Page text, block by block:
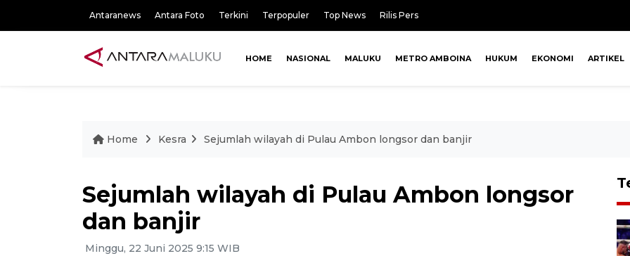
Antaranews Antara Foto Terkini Terpopuler Top News Rilis Pers
HOME NASIONAL MALUKU METRO AMBOINA HUKUM EKONOMI ARTIKEL
Home Kesra Sejumlah wilayah di Pulau Ambon longsor dan banjir
Sejumlah wilayah di Pulau Ambon longsor
dan banjir
Minggu, 22 Juni 2025 9:15 WIB